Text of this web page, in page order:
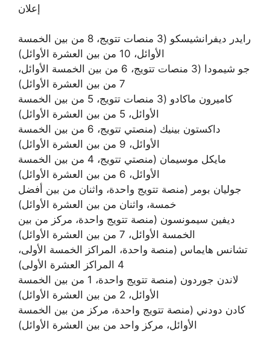
إعلان
رايدر ديفرانشيسكو (3 منصات تتويج، 8 من بين الخمسة
الأوائل، 10 من بين العشرة الأوائل)
جو شيمودا (3 منصات تتويج، 6 من بين الخمسة الأوائل،
7 من بين العشرة الأوائل)
كاميرون ماكادو (3 منصات تتويج، 5 من بين الخمسة
الأوائل، 5 من بين العشرة الأوائل)
داكستون بينيك (منصتي تتويج، 6 من بين الخمسة
الأوائل، 9 من بين العشرة الأوائل)
مايكل موسيمان (منصتي تتويج، 4 من بين الخمسة
الأوائل، 6 من بين العشرة الأوائل)
جوليان بومر (منصة تتويج واحدة، واثنان من بين أفضل
خمسة، واثنان من بين العشرة الأوائل)
ديفين سيمونسون (منصة تتويج واحدة، مركز من بين
الخمسة الأوائل، 7 من بين العشرة الأوائل)
تشانس هايماس (منصة واحدة، المراكز الخمسة الأولى،
4 المراكز العشرة الأولى)
لاندن جوردون (منصة تتويج واحدة، 1 من بين الخمسة
الأوائل، 2 من بين العشرة الأوائل)
كادن دودني (منصة تتويج واحدة، مركز من بين الخمسة
الأوائل، مركز واحد من بين العشرة الأوائل)